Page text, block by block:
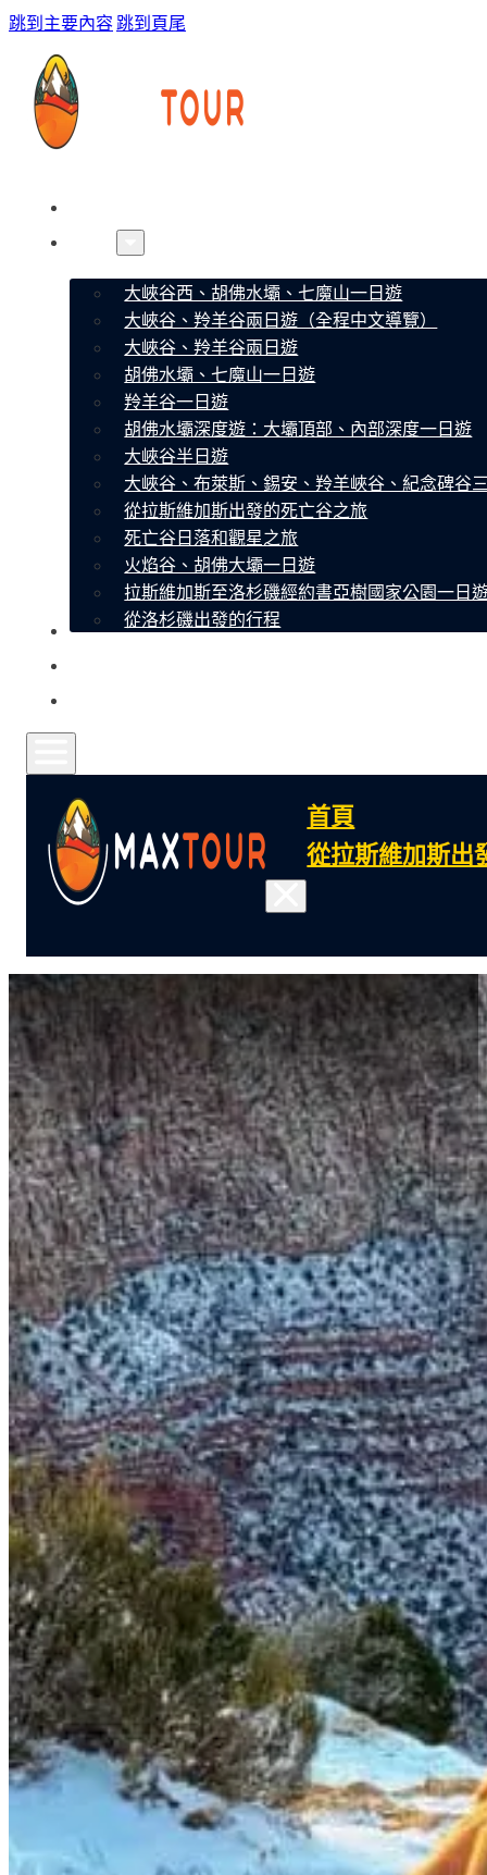
跳到主要內容 跳到頁尾
大峽谷西、胡佛水壩、七魔山一日遊
大峽谷、羚羊谷兩日遊（全程中文導覽）
大峽谷、羚羊谷兩日遊
胡佛水壩、七魔山一日遊
羚羊谷一日遊
胡佛水壩深度遊：大壩頂部、內部深度一日遊
大峽谷半日遊
大峽谷、布萊斯、錫安、羚羊峽谷、紀念碑谷
從拉斯維加斯出發的死亡谷之旅
死亡谷日落和觀星之旅
火焰谷、胡佛大壩一日遊
拉斯維加斯至洛杉磯經約書亞樹國家公園一日
從洛杉磯出發的行程
關於我們
首頁
從拉斯維加斯出